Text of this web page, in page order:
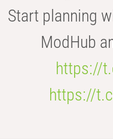
Start planning
ModHub
https://
https://